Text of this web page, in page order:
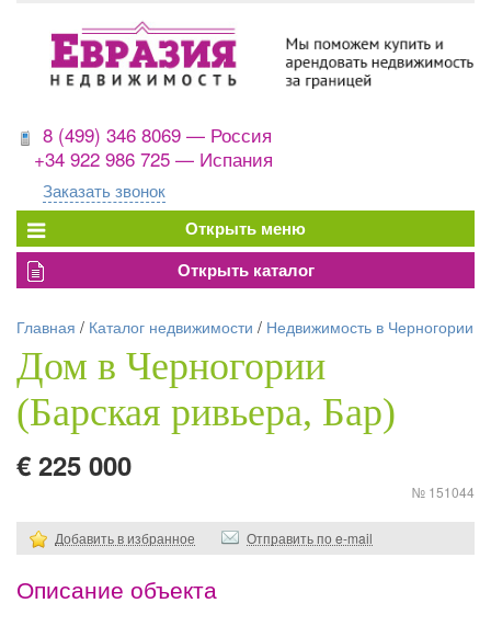
8 (499) 346 8069 — Россия
+34 922 986 725 — Испания
Заказать звонок
Главная / Каталог недвижимости / Недвижимость в Черногории
Дом в Черногории
(Барская ривьера, Бар)
€ 225 000
№ 151044
Добавить в избранное Отправить по e-mail
Описание объекта